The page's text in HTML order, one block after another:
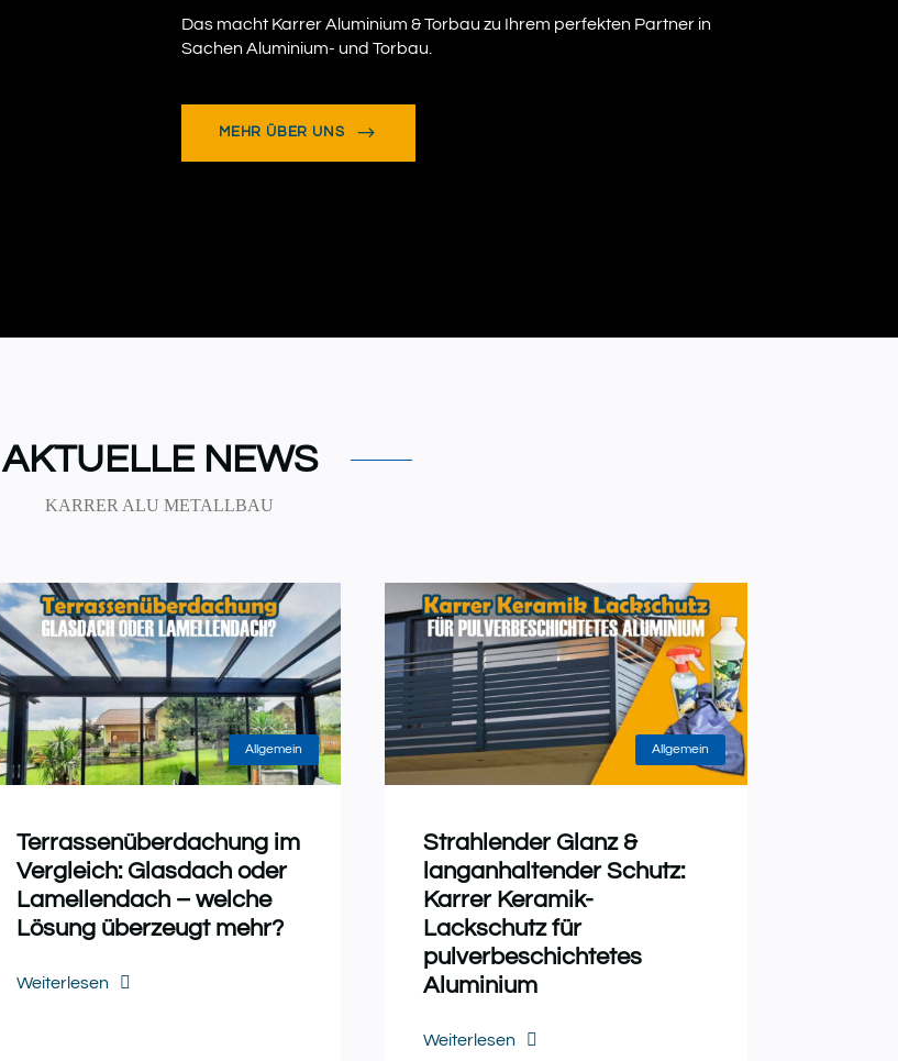
Das macht Karrer Aluminium & Torbau zu Ihrem perfekten Partner in
Sachen Aluminium- und Torbau.
MEHR ÜBER UNS
AKTUELLE NEWS
KARRER ALU METALLBAU
Allgemein
Terrassenüberdachung im
Vergleich: Glasdach oder
Lamellendach – welche
Lösung überzeugt mehr?
Weiterlesen
Allgemein
Strahlender Glanz &
langanhaltender Schutz:
Karrer Keramik-
Lackschutz für
pulverbeschichtetes
Aluminium
Weiterlesen